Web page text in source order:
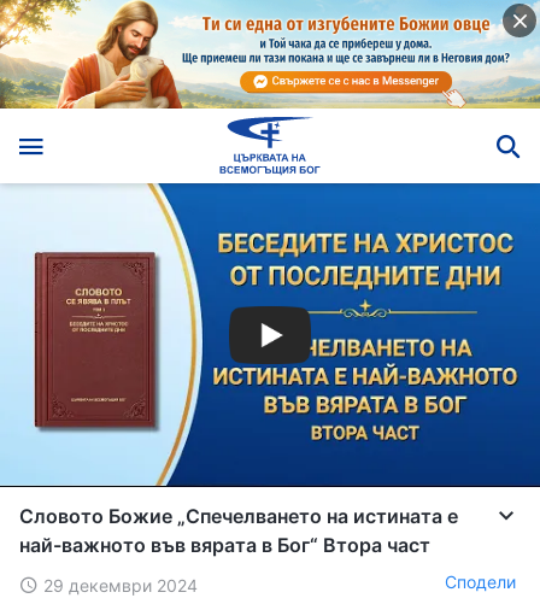
Словото Божие „Спечелването на истината е
най-важното във вярата в Бог“ Втора част
29 декември 2024 Сподели